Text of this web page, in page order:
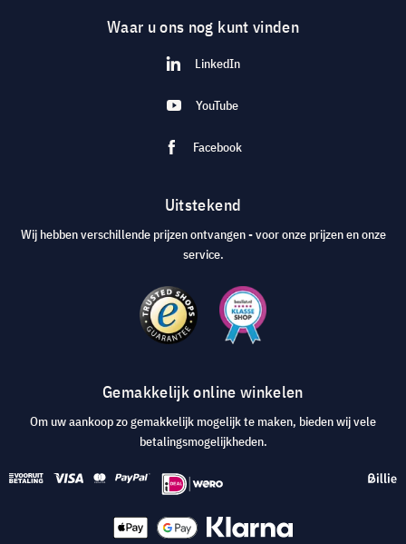
Waar u ons nog kunt vinden
LinkedIn
YouTube
Facebook
Uitstekend
Wij hebben verschillende prijzen ontvangen - voor onze prijzen en onze
service.
Gemakkelijk online winkelen
Om uw aankoop zo gemakkelijk mogelijk te maken, bieden wij vele
betalingsmogelijkheden.